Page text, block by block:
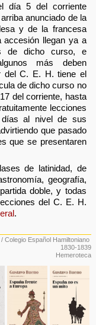
día 5 del corriente
anunciado de la
y de la francesa
accesión llegan ya a
de dicho curso, e
más deben
del C. E. H. tiene el
de dicho curso no
del corriente, hasta
lecciones
días al nivel de sus
que pasado
que se presentaren
de latinidad, de
geografía,
doble, y todas
del C. E. H.
.
Colegio Español Hamiltoniano
1830-1839
Hemeroteca